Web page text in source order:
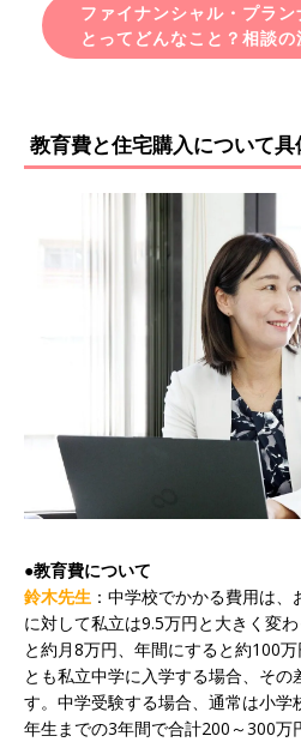
ファイナンシャル・プラ
とってどんなこと？相談
教育費と住宅購入について具
●教育費について
鈴木先生 ：中学校でかかる費用は
に対して私立は9.5万円と大きく変
と約月8万円、年間にすると約100
とも私立中学に入学する場合、そ
す。中学受験する場合、通常は小
年生までの3年間で合計200～300万